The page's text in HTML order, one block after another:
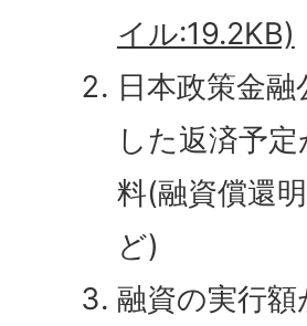
イル:19.2KB)
日本政策金
した返済予
料(融資償還
ど)
融資の実行額